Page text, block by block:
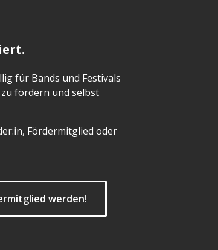
für Bands und Festivals
fördern und selbst
Fördermitglied oder
werden!